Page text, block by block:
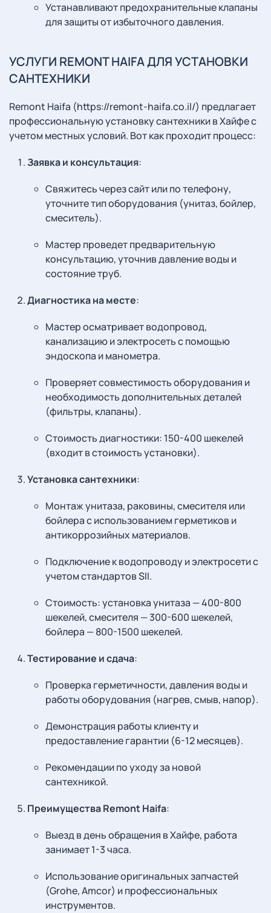
Устанавливают предохранительные клапаны
для защиты от избыточного давления.
УСЛУГИ REMONT HAIFA ДЛЯ УСТАНОВКИ
САНТЕХНИКИ
Remont Haifa (https://remont-haifa.co.il/) предлагает
профессиональную установку сантехники в Хайфе с
учетом местных условий. Вот как проходит процесс:
Заявка и консультация:
Свяжитесь через сайт или по телефону,
уточните тип оборудования (унитаз, бойлер,
смеситель).
Мастер проведет предварительную
консультацию, уточнив давление воды и
состояние труб.
Диагностика на месте:
Мастер осматривает водопровод,
канализацию и электросеть с помощью
эндоскопа и манометра.
Проверяет совместимость оборудования и
необходимость дополнительных деталей
(фильтры, клапаны).
Стоимость диагностики: 150-400 шекелей
(входит в стоимость установки).
Установка сантехники:
Монтаж унитаза, раковины, смесителя или
бойлера с использованием герметиков и
антикоррозийных материалов.
Подключение к водопроводу и электросети с
учетом стандартов SII.
Стоимость: установка унитаза — 400-800
шекелей, смесителя — 300-600 шекелей,
бойлера — 800-1500 шекелей.
Тестирование и сдача:
Проверка герметичности, давления воды и
работы оборудования (нагрев, смыв, напор).
Демонстрация работы клиенту и
предоставление гарантии (6-12 месяцев).
Рекомендации по уходу за новой
сантехникой.
Преимущества Remont Haifa:
Выезд в день обращения в Хайфе, работа
занимает 1-3 часа.
Использование оригинальных запчастей
(Grohe, Amcor) и профессиональных
инструментов.